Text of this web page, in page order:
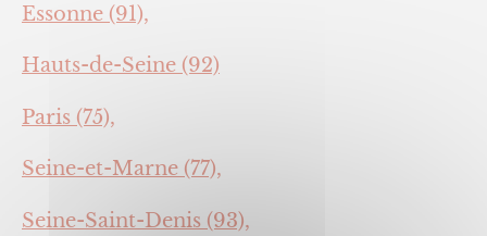
Essonne (91),
Hauts-de-Seine (92)
Paris (75),
Seine-et-Marne (77),
Seine-Saint-Denis (93),